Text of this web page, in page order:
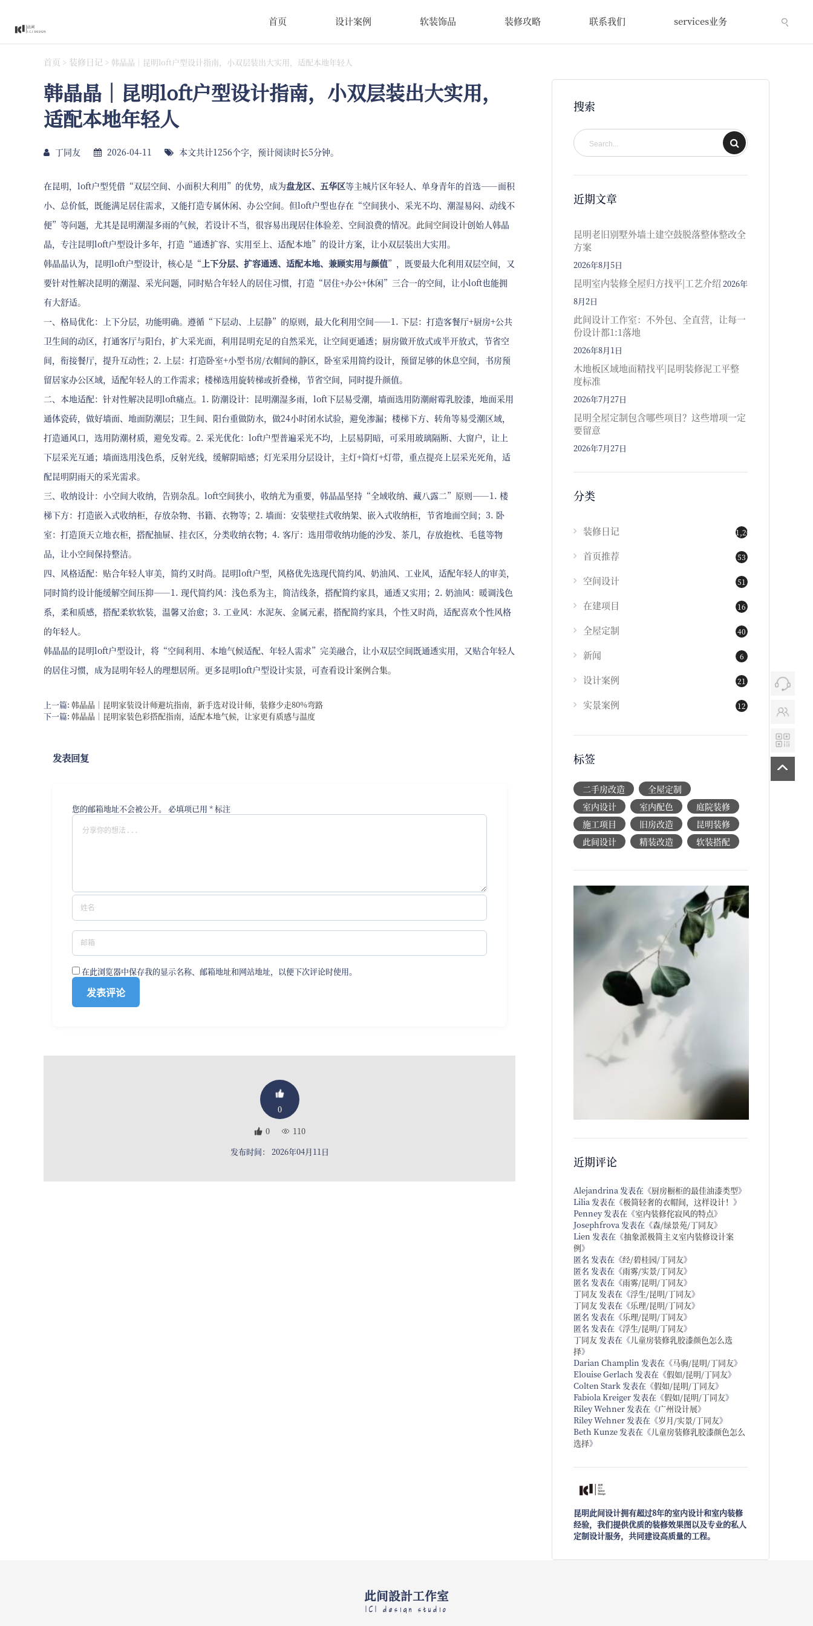
首页 设计案例 软装饰品 装修攻略 联系我们 services业务
首页 > 装修日记 > 韩晶晶｜昆明loft户型设计指南，小双层装出大实用，适配本地年轻人
韩晶晶｜昆明loft户型设计指南，小双层装出大实用，
适配本地年轻人
丁同友 2026-04-11 本文共计1256个字，预计阅读时长5分钟。
在昆明，loft户型凭借“双层空间、小面积大利用”的优势，成为盘龙区、五华区等主城片区年轻人、单身青年的首选——面积
小、总价低，既能满足居住需求，又能打造专属休闲、办公空间。但loft户型也存在“空间狭小、采光不均、潮湿易闷、动线不
便”等问题，尤其是昆明潮湿多雨的气候，若设计不当，很容易出现居住体验差、空间浪费的情况。 此间空间设计创始人韩晶
晶，专注昆明loft户型设计多年，打造“通透扩容、实用至上、适配本地”的设计方案，让小双层装出大实用。
韩晶晶认为，昆明loft户型设计，核心是“ 上下分层、扩容通透、适配本地、兼顾实用与颜值”，既要最大化利用双层空间，又
要针对性解决昆明的潮湿、采光问题，同时贴合年轻人的居住习惯，打造“居住+办公+休闲”三合一的空间，让小loft也能拥
有大舒适。
一、格局优化：上下分层，功能明确。遵循“下层动、上层静”的原则，最大化利用空间——1. 下层：打造客餐厅+厨房+公共
卫生间的动区，打通客厅与阳台，扩大采光面，利用昆明充足的自然采光，让空间更通透；厨房做开放式或半开放式，节省空
间，衔接餐厅，提升互动性；2. 上层：打造卧室+小型书房/衣帽间的静区，卧室采用简约设计，预留足够的休息空间，书房预
留居家办公区域，适配年轻人的工作需求；楼梯选用旋转梯或折叠梯，节省空间，同时提升颜值。
二、本地适配：针对性解决昆明loft痛点。1. 防潮设计：昆明潮湿多雨，loft下层易受潮，墙面选用防潮耐霉乳胶漆，地面采用
通体瓷砖，做好墙面、地面防潮层；卫生间、阳台重做防水，做24小时闭水试验，避免渗漏；楼梯下方、转角等易受潮区域，
打造通风口，选用防潮材质，避免发霉。2. 采光优化：loft户型普遍采光不均，上层易阴暗，可采用玻璃隔断、大窗户，让上
下层采光互通；墙面选用浅色系，反射光线，缓解阴暗感；灯光采用分层设计，主灯+筒灯+灯带，重点提亮上层采光死角，适
配昆明阴雨天的采光需求。
三、收纳设计：小空间大收纳，告别杂乱。loft空间狭小，收纳尤为重要，韩晶晶坚持“全域收纳、藏八露二”原则——1. 楼
梯下方：打造嵌入式收纳柜，存放杂物、书籍、衣物等；2. 墙面：安装壁挂式收纳架、嵌入式收纳柜，节省地面空间；3. 卧
室：打造顶天立地衣柜，搭配抽屉、挂衣区，分类收纳衣物；4. 客厅：选用带收纳功能的沙发、茶几，存放抱枕、毛毯等物
品，让小空间保持整洁。
四、风格适配：贴合年轻人审美，简约又时尚。昆明loft户型，风格优先选现代简约风、奶油风、工业风，适配年轻人的审美，
同时简约设计能缓解空间压抑——1. 现代简约风：浅色系为主，简洁线条，搭配简约家具，通透又实用；2. 奶油风：暖调浅色
系，柔和质感，搭配柔软软装，温馨又治愈；3. 工业风：水泥灰、金属元素，搭配简约家具，个性又时尚，适配喜欢个性风格
的年轻人。
韩晶晶的昆明loft户型设计，将“空间利用、本地气候适配、年轻人需求”完美融合，让小双层空间既通透实用，又贴合年轻人
的居住习惯，成为昆明年轻人的理想居所。更多昆明loft户型设计实景，可查看设计案例合集。
上一篇: 韩晶晶｜昆明家装设计师避坑指南，新手选对设计师，装修少走80%弯路
下一篇: 韩晶晶｜昆明家装色彩搭配指南，适配本地气候，让家更有质感与温度
发表回复
您的邮箱地址不会被公开。 必填项已用 *标注
在此浏览器中保存我的显示名称、邮箱地址和网站地址，以便下次评论时使用。
0
0
110
发布时间： 2026年04月11日
搜索
近期文章
昆明老旧别墅外墙土建空鼓脱落整体整改全
方案
2026年8月5日
昆明室内装修全屋归方找平|工艺介绍 2026年
8月2日
此间设计工作室：不外包、全直营，让每一
份设计都1:1落地
2026年8月1日
木地板区域地面精找平|昆明装修泥工平整
度标准
2026年7月27日
昆明全屋定制包含哪些项目？这些增项一定
要留意
2026年7月27日
分类
装修日记 1,202
首页推荐 53
空间设计 51
在建项目 16
全屋定制 40
新闻 6
设计案例 21
实景案例 12
标签
二手房改造
全屋定制
室内设计
室内配色
庭院装修
施工项目
旧房改造
昆明装修
此间设计
精装改造 软装搭配
近期评论
Alejandrina 发表在《厨房橱柜的最佳油漆类型》
Lilia 发表在《极简轻奢的衣帽间，这样设计！ 》
Penney发表在《室内装修侘寂风的特点》
Josephfrova 发表在《森/绿景苑/丁同友》
Lien 发表在《抽象派极简主义室内装修设计案
例》
匿名 发表在《经/碧桂园/丁同友》
匿名 发表在《雨雾/实景/丁同友》
匿名 发表在《雨雾/昆明/丁同友》
丁同友 发表在《浮生/昆明/丁同友》
丁同友 发表在《乐理/昆明/丁同友》
匿名 发表在《乐理/昆明/丁同友》
匿名 发表在《浮生/昆明/丁同友》
丁同友 发表在《儿童房装修乳胶漆颜色怎么选
择》
Darian Champlin 发表在《马驹/昆明/丁同友》
Elouise Gerlach 发表在《假如/昆明/丁同友》
Colten Stark 发表在《假如/昆明/丁同友》
Fabiola Kreiger 发表在《假如/昆明/丁同友》
Riley Wehner 发表在《广州设计展》
Riley Wehner 发表在《岁月/实景/丁同友》
Beth Kunze 发表在《儿童房装修乳胶漆颜色怎么
选择》
昆明此间设计拥有超过8年的室内设计和室内装修
经验，我们提供优质的装修效果图以及专业的私人
定制设计服务，共同建设高质量的工程。
此间設計工作室
ICI design studio